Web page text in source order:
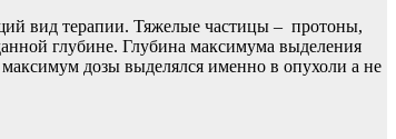
вид терапии. Тяжелые частицы – протоны,
глубине. Глубина максимума выделения
дозы выделялся именно в опухоли а не